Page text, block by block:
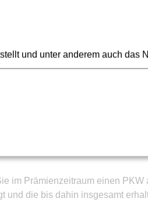
der Prämienzeit
der Umweltprämie durch
für das Ticket betragen dann
im Prämienzeitraum einen
und die bis dahin insgesamt
und unter anderem auch das